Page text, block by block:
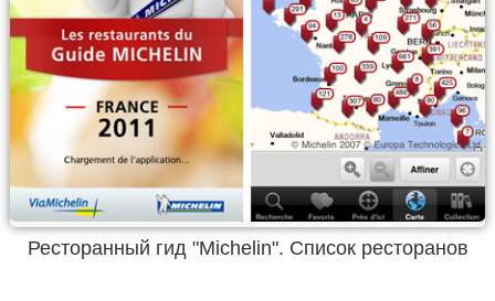
Ресторанный гид "Michelin". Список ресторанов